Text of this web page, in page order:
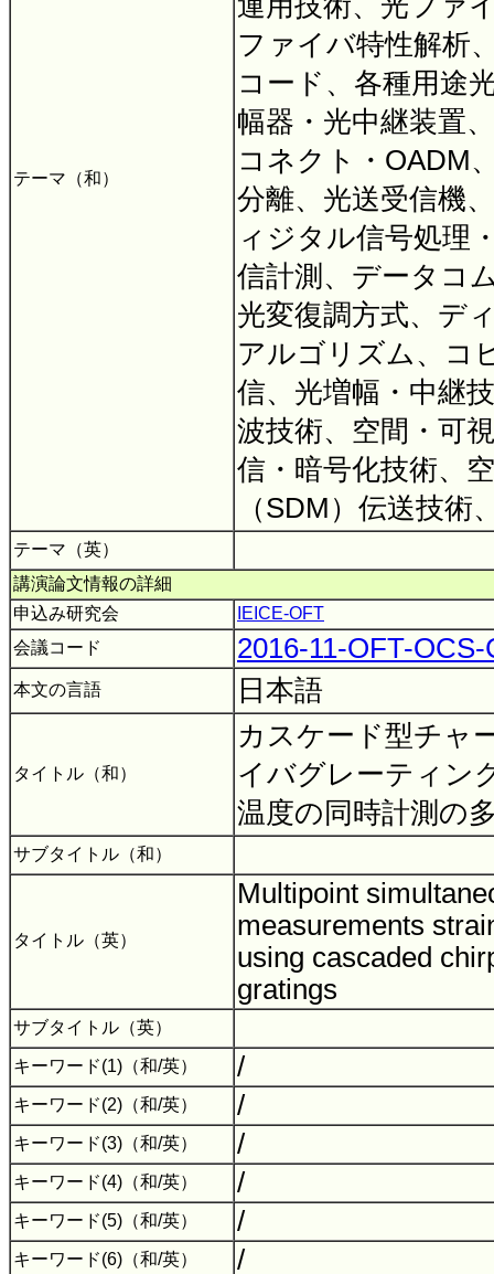
テーマ（和）
ファイバ特性解析
コード、各種用途
幅器・光中継装置
コネクト・OADM
分離、光送受信機
ィジタル信号処理
信計測、データコ
光変復調方式、デ
アルゴリズム、コ
信、光増幅・中継
波技術、空間・可
信・暗号化技術、
（SDM）伝送技術
テーマ（英）
講演論文情報の詳細
申込み研究会
IEICE-OFT
会議コード
2016-11-OFT-
本文の言語 日本語
タイトル（和）
カスケード型チャ
イバグレーティン
温度の同時計測の
サブタイトル（和）
タイトル（英）
Multipoint
measurements
using cascaded
gratings
サブタイトル（英）
キーワード(1)（和/英） /
キーワード(2)（和/英） /
キーワード(3)（和/英） /
キーワード(4)（和/英） /
キーワード(5)（和/英） /
キーワード(6)（和/英） /